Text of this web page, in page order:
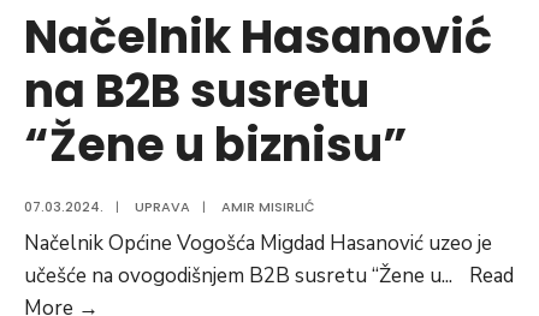
sa
invaliditetom
Federacije
Bosne
i
Načelnik Hasanović
na B2B susretu
“Žene u biznisu”
07.03.2024. | UPRAVA | AMIR MISIRLIĆ
Načelnik Općine Vogošća Migdad Hasanović uzeo je
učešće na ovogodišnjem B2B susretu “Žene u...
Read
More →